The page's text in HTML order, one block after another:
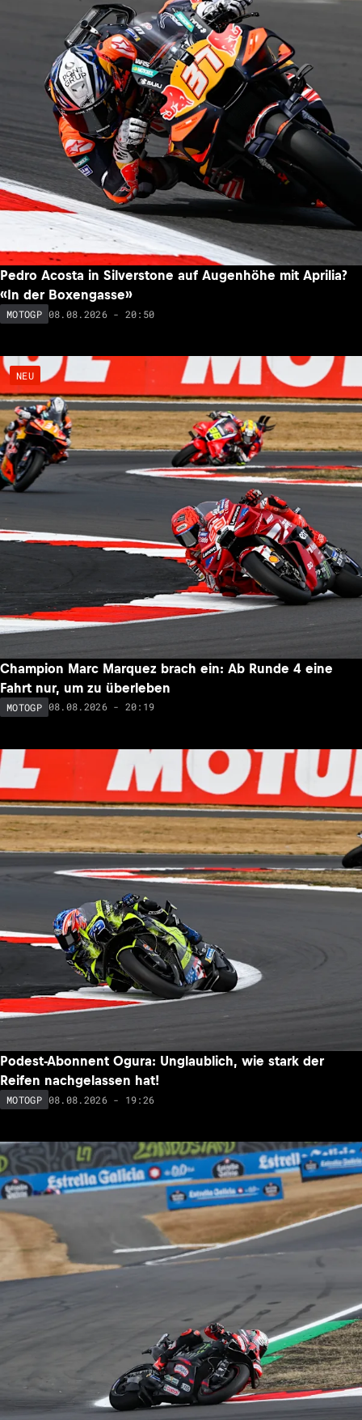
Pedro Acosta in Silverstone auf Augenhöhe mit Aprilia?
«In der Boxengasse»
MOTOGP 08.08.2026 - 20:50
NEU
Champion Marc Marquez brach ein: Ab Runde 4 eine
Fahrt nur, um zu überleben
MOTOGP 08.08.2026 - 20:19
Podest-Abonnent Ogura: Unglaublich, wie stark der
Reifen nachgelassen hat!
MOTOGP 08.08.2026 - 19:26